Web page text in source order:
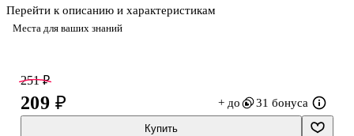
Места для ваших знаний
ощущается в руках, а рельефная поверхность и тиснение
фольгой добавляют оформлению выразительный акцент.
Обратите внимание: товар продаётся в ассортименте, выбор
конкретного дизайна недоступен.
Перейти к описанию и характеристикам
251 ₽
209 ₽ + до 31 бонуса
Купить